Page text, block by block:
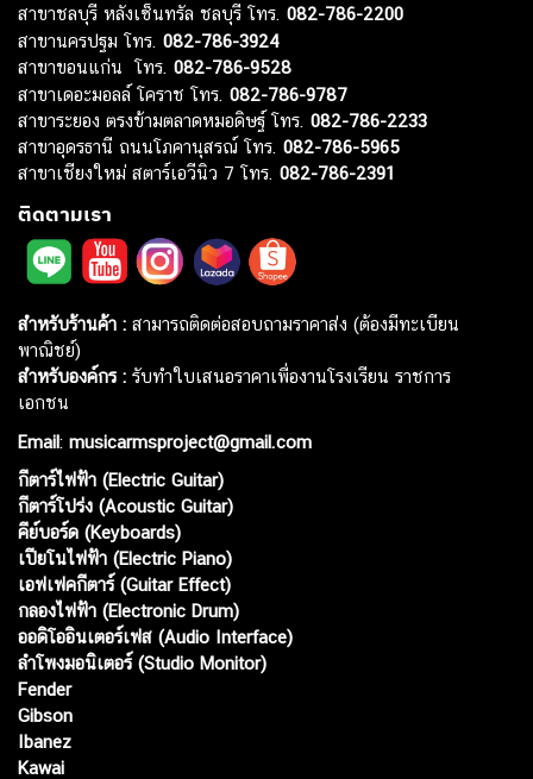
สาขาชลบุรี หลังเซ็นทรัล ชลบุรี โทร. 082-786-2200
สาขานครปฐม โทร. 082-786-3924
สาขาขอนแก่น โทร. 082-786-9528
สาขาเดอะมอลล์ โคราช โทร. 082-786-9787
สาขาระยอง ตรงข้ามตลาดหมอดิษฐ์ โทร. 082-786-2233
สาขาอุดรธานี ถนนโภคานุสรณ์ โทร. 082-786-5965
สาขาเชียงใหม่ สตาร์เอวีนิว 7 โทร. 082-786-2391
ติดตามเรา
สำหรับร้านค้า : สามารถติดต่อสอบถามราคาส่ง (ต้องมีทะเบียน
พาณิชย์)
สำหรับองค์กร : รับทำใบเสนอราคาเพื่องานโรงเรียน ราชการ
เอกชน
Email: musicarmsproject@gmail.com
กีตาร์ไฟฟ้า (Electric Guitar)
กีตาร์โปร่ง (Acoustic Guitar)
คีย์บอร์ด (Keyboards)
เปียโนไฟฟ้า (Electric Piano)
เอฟเฟคกีตาร์ (Guitar Effect)
กลองไฟฟ้า (Electronic Drum)
ออดิโออินเตอร์เฟส (Audio Interface)
ลำโพงมอนิเตอร์ (Studio Monitor)
Fender
Gibson
Ibanez
Kawai